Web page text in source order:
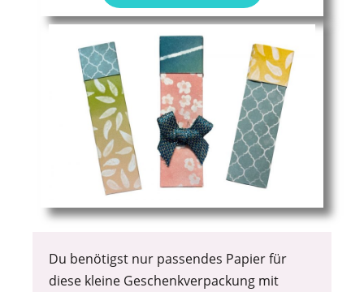
Du benötigst nur passendes Papier für
diese kleine Geschenkverpackung mit